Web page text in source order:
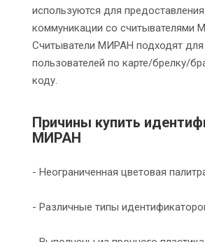
используются для
коммуникации со считывателями
Считыватели МИРАН подходят
пользователей по карте/брелку/
коду.
Причины купить
МИРАН
- Неограниченная цветовая
- Различные типы